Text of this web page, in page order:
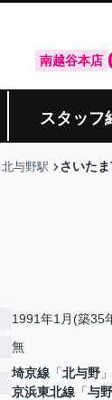
南越谷本店
スタッフ
北与野駅 さいた
1991年1月(築35
無
埼京線 「北与野
京浜東北線 「与野